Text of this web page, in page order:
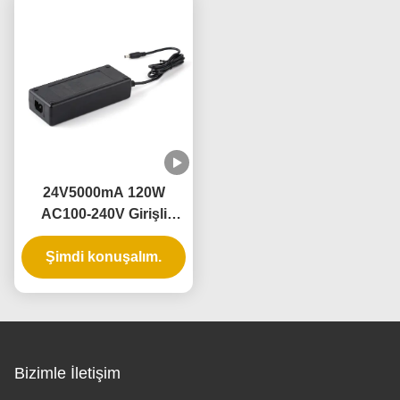
24V5000mA 120W
AC100-240V Girişli
Değiştirme Güç kaynağı
ve endüstriyel ve ev
kullanımı için 3 yıllık
Şimdi konuşalım.
Bizimle İletişim